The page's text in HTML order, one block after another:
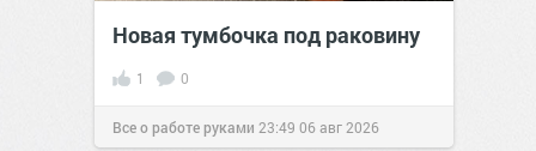
Новая тумбочка под раковину
1 0
Все о работе руками 23:49 06 авг 2026